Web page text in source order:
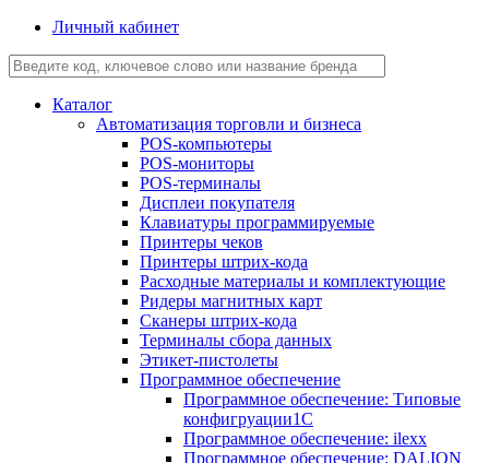
Личный кабинет
Каталог
Автоматизация торговли и бизнеса
POS-компьютеры
POS-мониторы
POS-терминалы
Дисплеи покупателя
Клавиатуры программируемые
Принтеры чеков
Принтеры штрих-кода
Расходные материалы и комплектующие
Ридеры магнитных карт
Сканеры штрих-кода
Терминалы сбора данных
Этикет-пистолеты
Программное обеспечение
Программное обеспечение: Типовые
конфигруации1С
Программное обеспечение: ilexx
Программное обеспечение: DALION